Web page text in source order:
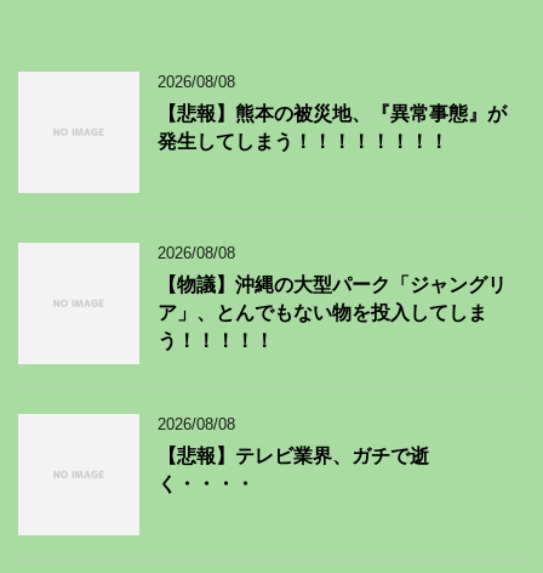
2026/08/08
【悲報】熊本の被災地、『異常事態』が
発生してしまう！！！！！！！！
2026/08/08
【物議】沖縄の大型パーク「ジャングリ
ア」、とんでもない物を投入してしま
う！！！！！
2026/08/08
【悲報】テレビ業界、ガチで逝
く・・・・